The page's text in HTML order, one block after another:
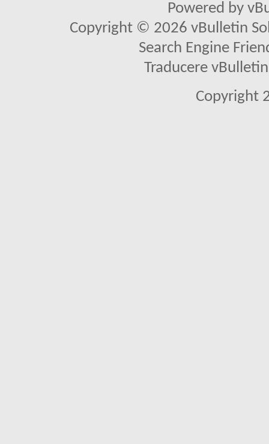
Powered by
Copyright © 2026 vBulletin
Search Engine
Traducere
Copyright